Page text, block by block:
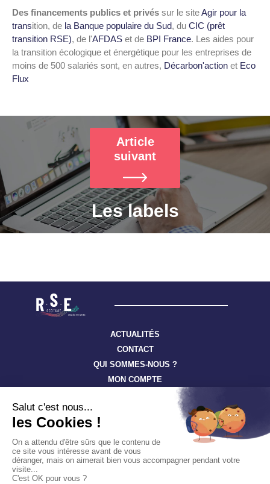
Des financements publics et privés sur le siteAgir pour la
transition, de la Banque populaire du Sud, du CIC (prêt
transition RSE), de l'AFDAS et de BPI France. Les aides pour
la transition écologique et énergétique pour les entreprises de
moins de 500 salariés sont, en autres, Décarbon'action et Eco
Flux
Les labels
ACTUALITÉS
CONTACT
QUI SOMMES-NOUS ?
MON COMPTE
Suivez toute l’actualité à travers nos newsletters
S'ABONNER